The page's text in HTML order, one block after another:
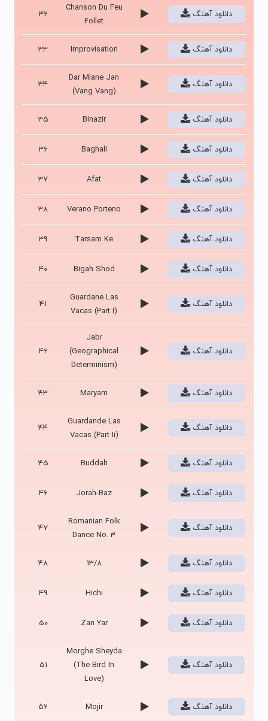
32
Chanson Du Feu
Follet
دانلود آهنگ
33 Improvisation دانلود آهنگ
34
Dar Miane Jan
(Vang Vang)
دانلود آهنگ
35 Binazir دانلود آهنگ
36 Baghali دانلود آهنگ
37 Afat دانلود آهنگ
38 Verano Porteno دانلود آهنگ
39 Tarsam Ke دانلود آهنگ
40 Bigah Shod دانلود آهنگ
41
Guardane Las
Vacas (Part I)
دانلود آهنگ
42
Jabr
(Geographical
Determinism)
دانلود آهنگ
43 Maryam دانلود آهنگ
44
Guardande Las
Vacas (Part Ii)
دانلود آهنگ
45 Buddah دانلود آهنگ
46 Jorah-Baz دانلود آهنگ
47
Romanian Folk
Dance No. 3
دانلود آهنگ
48 13/8 دانلود آهنگ
49 Hichi دانلود آهنگ
50 Zan Yar دانلود آهنگ
51
Morghe Sheyda
(The Bird In
Love)
دانلود آهنگ
52 Mojir دانلود آهنگ